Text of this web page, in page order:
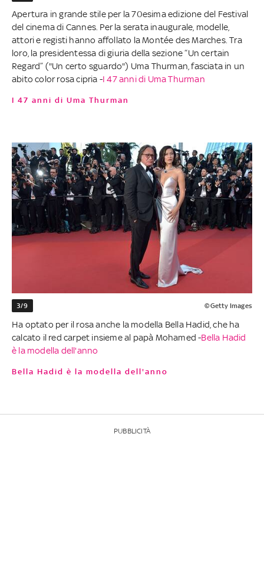
Apertura in grande stile per la 70esima edizione del Festival
del cinema di Cannes. Per la serata inaugurale, modelle,
attori e registi hanno affollato la Montée des Marches. Tra
loro, la presidentessa di giuria della sezione “Un certain
Regard” ("Un certo sguardo") Uma Thurman, fasciata in un
abito color rosa cipria -I 47 anni di Uma Thurman
I 47 anni di Uma Thurman
3/9 ©Getty Images
Ha optato per il rosa anche la modella Bella Hadid, che ha
calcato il red carpet insieme al papà Mohamed -Bella Hadid
è la modella dell'anno
Bella Hadid è la modella dell'anno
PUBBLICITÀ